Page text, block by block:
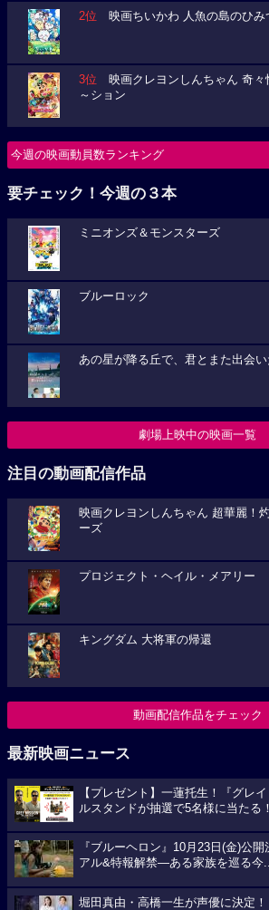
2位 映画ちいかわ 人魚の島のひみ
3位 映画クレヨンしんちゃん 奇々
～ション
今週の映画動員数ランキング
要チェック！今週の３本
ミニオンズ＆モンスターズ
ブルーロック
あの星が降る丘で、君とまた出会い
劇場上映中の映画一覧
注目の動画配信作品
映画クレヨンしんちゃん 超華麗！
ーズ
プロジェクト・ヘイル・メアリー
キングダム 大将軍の帰還
動画配信作品をチェック
最新映画ニュース
【プレゼント】一蓮托生！『グレ
ルスタンドが抽選で5名様に当たる！
『ブルーヘロン』10月23日(金)公
アル&特報解禁―ある家族を巡る今...
堀田真由・高橋一生が声優に決定！